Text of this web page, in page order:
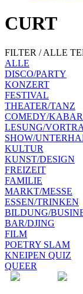
CURT
FILTER / ALLE
ALLE
DISCO/PARTY
KONZERT
FESTIVAL
THEATER/TANZ
COMEDY/
LESUNG/
SHOW/
KULTUR
KUNST/DESIGN
FREIZEIT
FAMILIE
MARKT/MESSE
ESSEN/TRINKEN
BILDUNG/
BAR/DJING
FILM
POETRY SLAM
KNEIPEN QUIZ
QUEER